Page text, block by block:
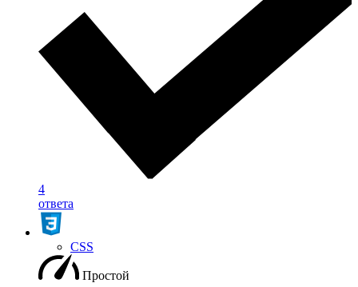
4
ответа
CSS
Простой